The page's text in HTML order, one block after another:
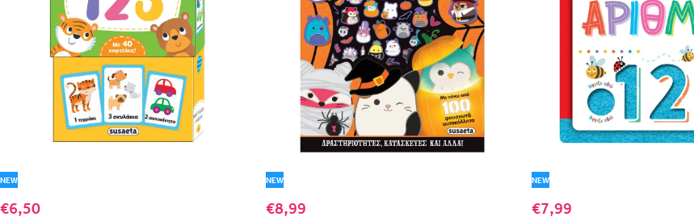
NEW
€6,50
NEW
€8,99
NEW
€7,99